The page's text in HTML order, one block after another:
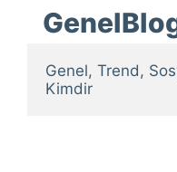
Genel, Trend,
Kimdir